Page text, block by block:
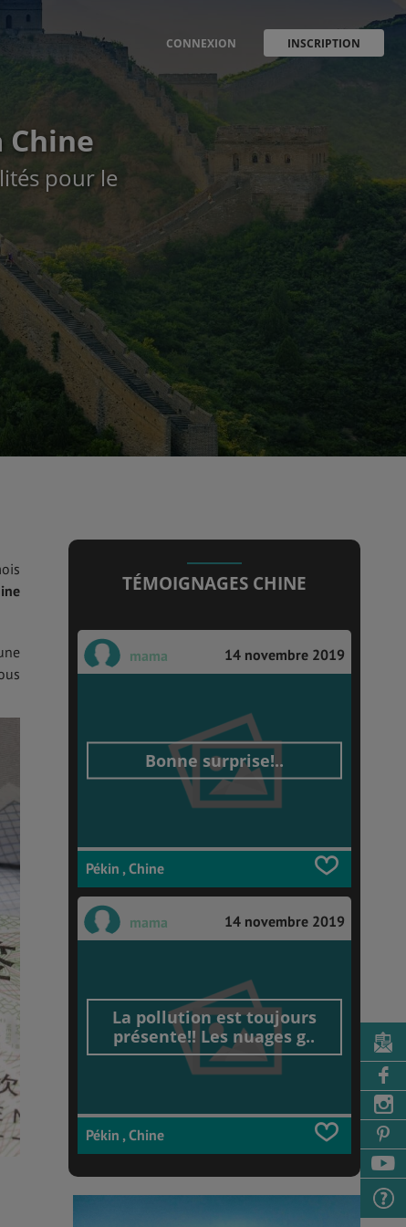
CONNEXION INSCRIPTION
pour le
TÉMOIGNAGES CHINE
mama 14 novembre 2019
Bonne surprise!..
Pékin , Chine
mama 14 novembre 2019
La pollution est toujours
présente!! Les nuages g..
Pékin , Chine